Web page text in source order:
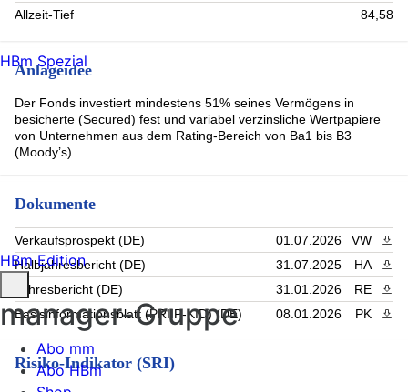
BENTLR 7 1/4 06/31 REGS (0.88%)
Venture Global LNG, Inc. (0.86%)
ECHOSTAR CORP PIK VAR 11/30/2030 (0.84%)
INEOS QUATTRO FINANCE 2 REGS FIX 8.500% 15.03.2029
(0.83%)
ITHACA ENERGY NORTH,5.5,20311001 (0.83%)
OPTICS BIDCO SPA FIX 6.875% 15.02.2028 (0.82%)
Rest (73.24%)
Allzeit-Tief
84,58
Anlageidee
Der Fonds investiert mindestens 51% seines Vermögens in
besicherte (Secured) fest und variabel verzinsliche Wertpapiere
von Unternehmen aus dem Rating-Bereich von Ba1 bis B3
(Moody’s).
Dokumente
Verkaufsprospekt (DE) 01.07.2026 VW
Halbjahresbericht (DE)
31.07.2025 HA
Jahresbericht (DE)
31.01.2026 RE
Basisinformationsblatt (PRIIP-KID) (DE)
08.01.2026 PK
Risiko-Indikator (SRI)
HBm Spezial
HBm Edition
manager-Gruppe
Abo mm
Abo HBm